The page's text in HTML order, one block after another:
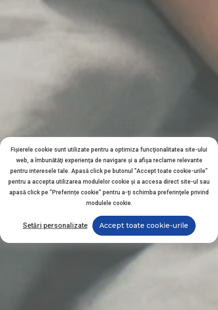
Fișierele cookie sunt utilizate pentru a optimiza funcţionalitatea site-ului
web, a îmbunătăţi experienţa de navigare şi a afişa reclame relevante
pentru interesele tale. Apasă click pe butonul "Accept toate cookie-urile"
pentru a accepta utilizarea modulelor cookie şi a accesa direct site-ul sau
apasă click pe "Preferințe cookie" pentru a-ţi schimba preferinţele privind
modulele cookie.
Setări personalizate Accept toate cookie-urile